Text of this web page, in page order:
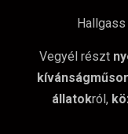
Vegyél részt
kívánságműsor
állatokról,